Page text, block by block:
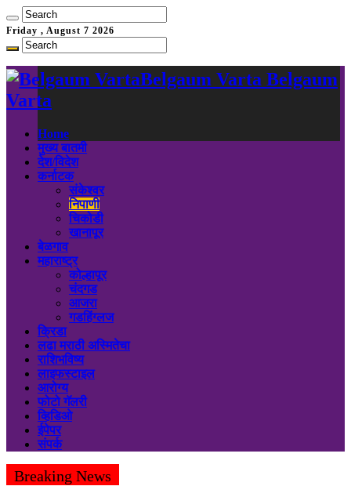
Friday , August 7 2026
Belgaum Varta Belgaum
Varta
Home
मुख्य बातमी
देश/विदेश
कर्नाटक
संकेश्वर
निपाणी
चिकोडी
खानापूर
बेळगाव
महाराष्ट्र
कोल्हापूर
चंदगड
आजरा
गडहिंग्लज
क्रिडा
लढा मराठी अस्मितेचा
राशिभविष्य
लाइफस्टाइल
आरोग्य
फोटो गॅलरी
व्हिडिओ
ईपेपर
संपर्क
Breaking News